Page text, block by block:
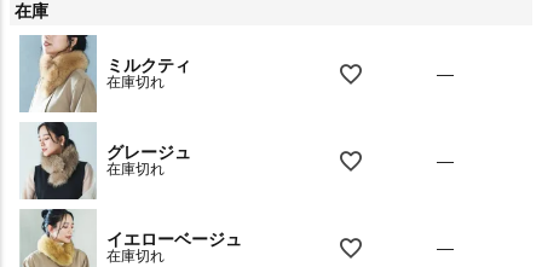
在庫
ミルクティ
在庫切れ —
グレージュ
在庫切れ —
イエローベージュ
在庫切れ —